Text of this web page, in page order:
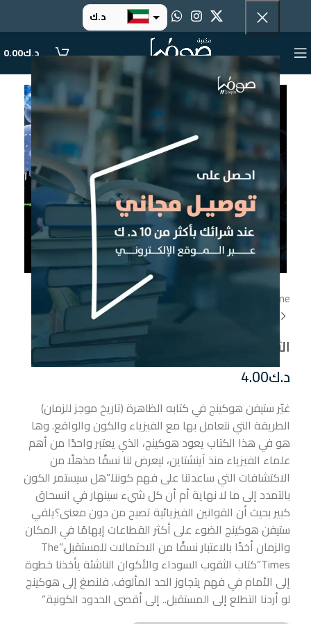
د.ك
ر.س
.د.ب
د.ك0.00
إضغط للتكبير
Home الثقوب السوداء والاكوان الطفلة
الثقوب السوداء والاكوان الطفلة
د.ك4.00
غيّر ستيفن هوكينج في كتابه الظاهرة (تاريخ موجز للزمان)
الطريقة التي نتعامل بها مع الفيزياء والكون والواقع. وها
هو في هذا الكتاب يعود هوكينج، الذي يعتبر واحدًا من أهم
علماء الفيزياء منذ آينشتاين، ليعرض لنا نسقًا مذهلًا من
الاكتشافات التي ساعدتنا على فهم كوننا.”هل سيستمر الكون
بالتمدد إلى ما لا نهاية أم أن كل شيء سينهار في انسحاق
كبير بحيث أن القوانين الفيزيائية تصبح من دون معنى؟يلقي
ستيفن هوكينج الضوء على أكثر القطاعات إبهامًا في المكان
والزمان أخذًا بالاعتبار نسقًا من الاحتمالات للمستقبل.”The
Times”كتاب الثقوب السوداء والأكوان الناشئة يأخذنا خطوة
إلى الأمام في فهم يتجاوز الحد المألوف. فلنصغ إلى هوكينج
لو أردنا التطلع إلى المستقبل.. إلى أقصى الحدود الكونية.”